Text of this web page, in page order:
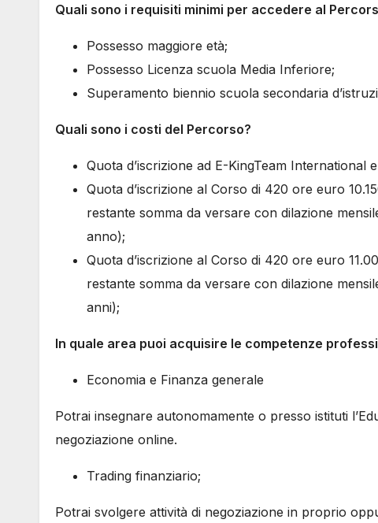
Quali sono i requisiti minimi per accedere al
Possesso maggiore età;
Possesso Licenza scuola Media Inferiore;
Superamento biennio scuola secondaria
Quali sono i costi del Percorso?
Quota d’iscrizione ad E-KingTeam International
Quota d’iscrizione al Corso di 420 ore euro
restante somma da versare con dilazione
anno);
Quota d’iscrizione al Corso di 420 ore euro
restante somma da versare con dilazione
anni);
In quale area puoi acquisire le competenze
Economia e Finanza generale
Potrai insegnare autonomamente o presso istituti
negoziazione online.
Trading finanziario;
Potrai svolgere attività di negoziazione in proprio